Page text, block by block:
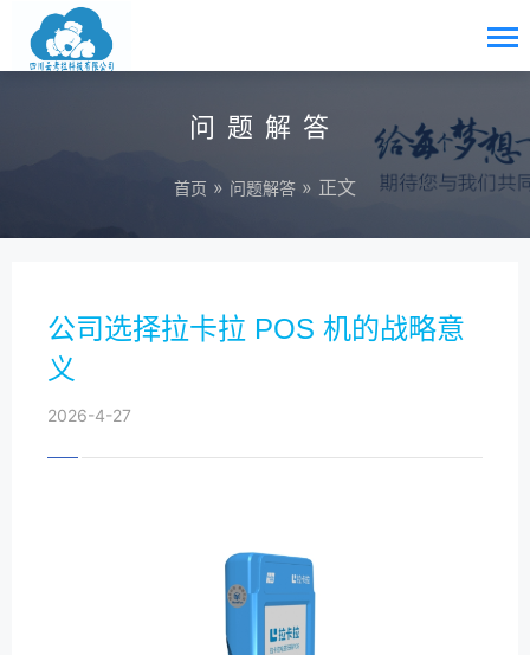
问题解答
首页 » 问题解答 » 正文
公司选择拉卡拉 POS 机的战略意
义
2026-4-27